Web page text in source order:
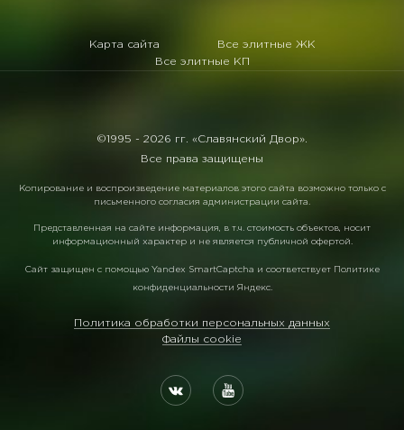
Карта сайта
Все элитные ЖК
Все элитные КП
©1995 - 2026 гг. «Славянский Двор».
Все права защищены
Копирование и воспроизведение материалов этого сайта возможно только с
письменного согласия администрации сайта.
Представленная на сайте информация, в т.ч. стоимость объектов, носит
информационный характер и не является публичной офертой.
Сайт защищен с помощью Yandex SmartCaptcha и соответствует Политике
конфиденциальности Яндекс.
Политика обработки персональных данных
Файлы cookie